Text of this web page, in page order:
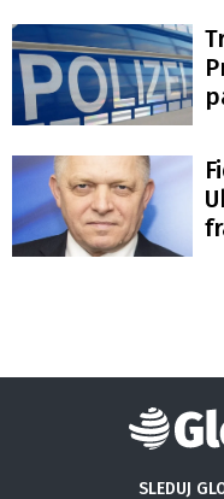
SLEDUJ